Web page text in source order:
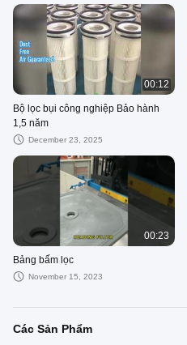
00:12
Bộ lọc bụi công nghiệp Bảo hành
1,5 năm
December 23, 2025
00:23
Bảng bấm lọc
November 15, 2023
Các Sản Phẩm